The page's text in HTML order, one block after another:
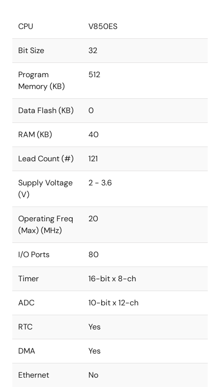
CPU V850ES
Bit Size 32
Program
Memory (KB)
512
Data Flash (KB) 0
RAM (KB) 40
Lead Count (#) 121
Supply Voltage
(V)
2 - 3.6
Operating Freq
(Max) (MHz)
20
I/O Ports 80
Timer 16-bit x 8-ch
ADC 10-bit x 12-ch
RTC Yes
DMA Yes
Ethernet No